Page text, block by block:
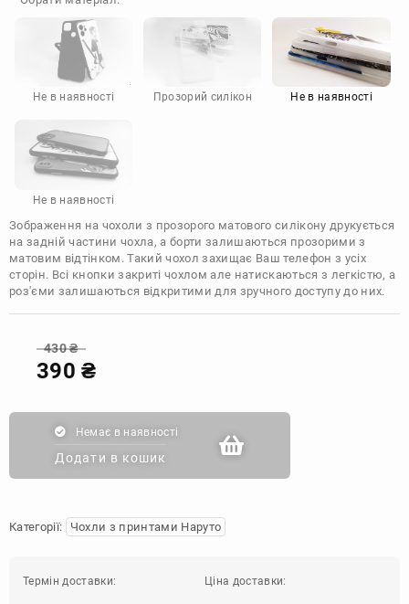
Doogee
Infinix
Motorola
Не в наявності Прозорий силікон Не в наявності
Не в наявності
Зображення на чохоли з прозорого матового силікону друкується
на задній частини чохла, а борти залишаються прозорими з
матовим відтінком. Такий чохол захищає Ваш телефон з усіх
сторін. Всі кнопки закриті чохлом але натискаються з легкістю, а
роз'єми залишаються відкритими для зручного доступу до них.
430₴
390₴
Немає в наявності
Додати в кошик
Категорії: Чохли з принтами Наруто
Термін доставки: Ціна доставки: